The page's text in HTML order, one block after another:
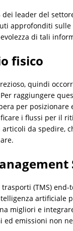
leader del
approfonditi
di tali
fisico
quindi
raggiungere
per
i flussi per il
da spedire,
(TMS)
artificiale
migliori e
ed emissioni non